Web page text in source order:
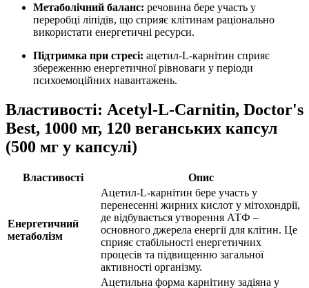
Метаболічний баланс: речовина бере участь у
переробці ліпідів, що сприяє клітинам раціонально
використати енергетичні ресурси.
Підтримка при стресі: ацетил-L-карнітин сприяє
збереженню енергетичної рівноваги у періоди
психоемоційних навантажень.
Властивості: Acetyl-L-Carnitin, Doctor's
Best, 1000 мг, 120 веганських капсул
(500 мг у капсулі)
Властивості Опис
Енергетичний
метаболізм
Ацетил-L-карнітин бере участь у
перенесенні жирних кислот у мітохондрії,
де відбувається утворення АТФ –
основного джерела енергії для клітин. Це
сприяє стабільності енергетичних
процесів та підвищенню загальної
активності організму.
Ацетильна форма карнітину задіяна у